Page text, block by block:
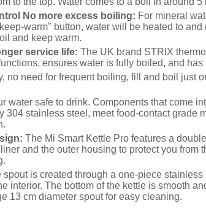
No more excess boiling: For mineral
warm" button, water will be heated to
and keep warm.
service life: The UK brand STRIX
ensures water is fully boiled, and
no need for frequent boiling, fill and boil just
water safe to drink. Components that come
304 stainless steel, meet food-contact grade
The Mi Smart Kettle Pro features a
and the outer housing to protect you from
spout is created through a one-piece
interior. The bottom of the kettle is smooth
13 cm diameter spout for easy cleaning.